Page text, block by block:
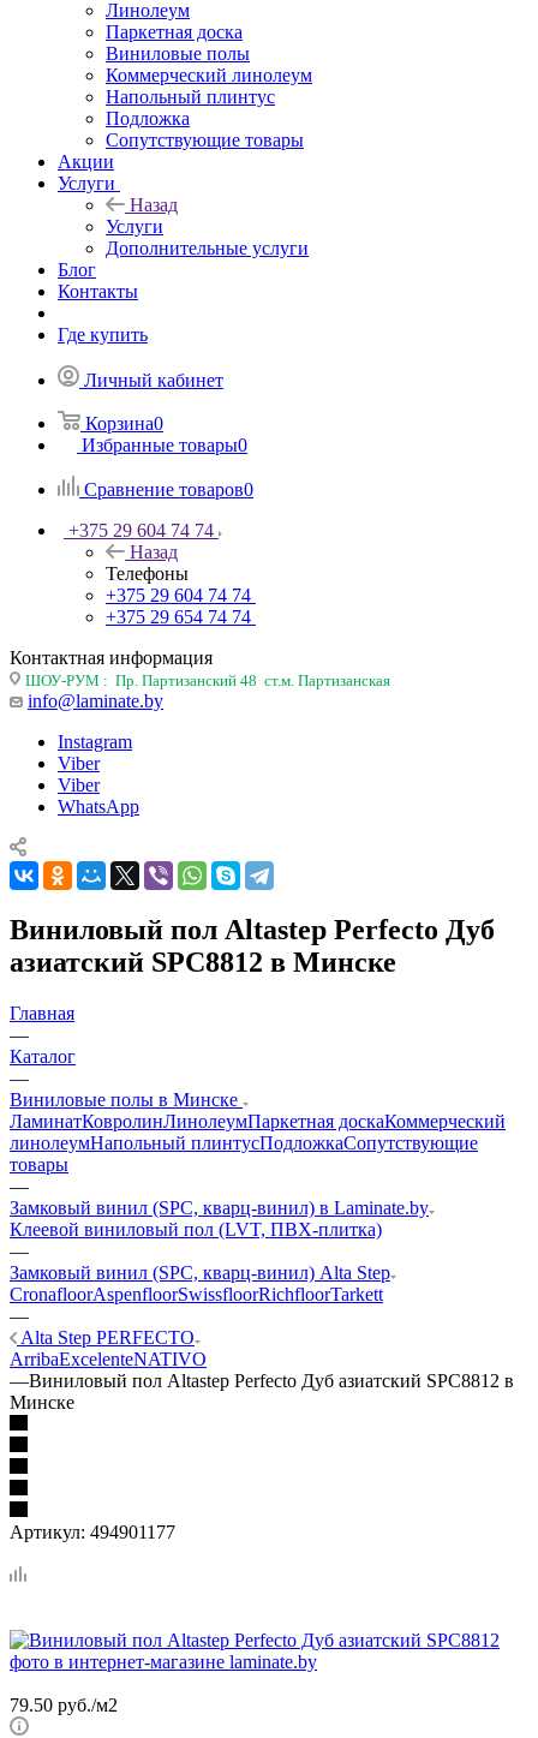
Линолеум
Паркетная доска
Виниловые полы
Коммерческий линолеум
Напольный плинтус
Подложка
Сопутствующие товары
Акции
Услуги
Назад
Услуги
Дополнительные услуги
Блог
Контакты
Где купить
Личный кабинет
Корзина0
Избранные товары0
Сравнение товаров0
+375 29 604 74 74
Назад
Телефоны
+375 29 604 74 74
+375 29 654 74 74
Контактная информация
ШОУ-РУМ : Пр. Партизанский 48 ст.м. Партизанская
info@laminate.by
Instagram
Viber
Viber
WhatsApp
Виниловый пол Altastep Perfecto Дуб
азиатский SPC8812 в Минске
Главная
—
Каталог
—
Виниловые полы в Минске
ЛаминатКовролинЛинолеумПаркетная доскаКоммерческий
линолеумНапольный плинтусПодложкаСопутствующие
товары
—
Замковый винил (SPC, кварц-винил) в Laminate.by
Клеевой виниловый пол (LVT, ПВХ-плитка)
—
Замковый винил (SPC, кварц-винил) Alta Step
CronafloorAspenfloorSwissfloorRichfloorTarkett
—
Alta Step PERFECTO
ArribaExcelenteNATIVO
—Виниловый пол Altastep Perfecto Дуб азиатский SPC8812 в
Минске
Артикул: 494901177
79.50 руб./м2